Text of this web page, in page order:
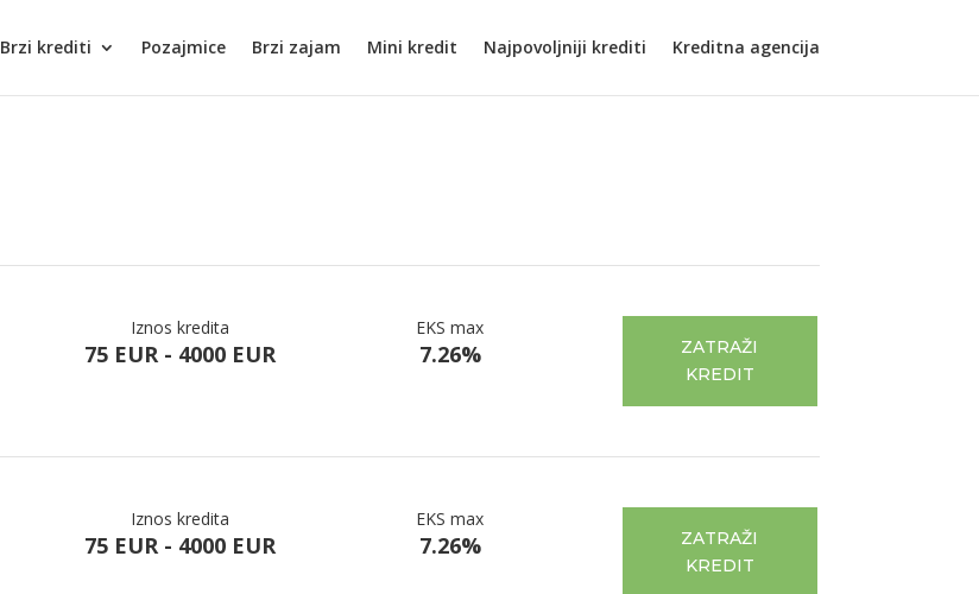
Brzi krediti Pozajmice Brzi zajam Mini kredit Najpovoljniji krediti Kreditna agencija
Iznos kredita
75 EUR - 4000 EUR
EKS max
7.26%
ZATRAŽI
KREDIT
Iznos kredita
75 EUR - 4000 EUR
EKS max
7.26%
ZATRAŽI
KREDIT